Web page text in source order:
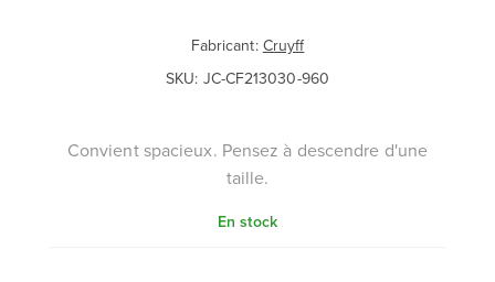
Fabricant:Cruyff
SKU: JC-CF213030-960
Convient spacieux. Pensez à descendre d'une
taille.
En stock